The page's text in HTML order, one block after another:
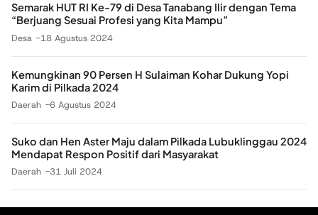
Semarak HUT RI Ke-79 di Desa Tanabang Ilir dengan Tema
“Berjuang Sesuai Profesi yang Kita Mampu”
Desa 18 Agustus 2024
Kemungkinan 90 Persen H Sulaiman Kohar Dukung Yopi
Karim di Pilkada 2024
Daerah 6 Agustus 2024
Suko dan Hen Aster Maju dalam Pilkada Lubuklinggau 2024
Mendapat Respon Positif dari Masyarakat
Daerah 31 Juli 2024